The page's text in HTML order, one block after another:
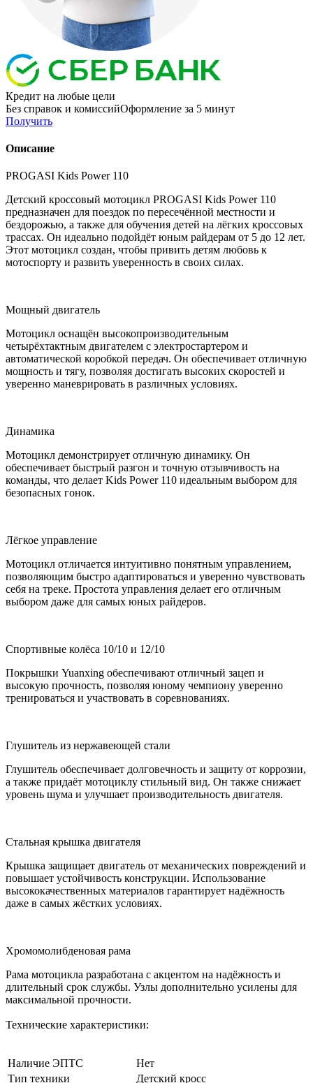
Кредит на любые цели
Без справок и комиссийОформление за 5 минут
Получить
Описание
PROGASI Kids Power 110
Детский кроссовый мотоцикл PROGASI Kids Power 110
предназначен для поездок по пересечённой местности и
бездорожью, а также для обучения детей на лёгких кроссовых
трассах. Он идеально подойдёт юным райдерам от 5 до 12 лет.
Этот мотоцикл создан, чтобы привить детям любовь к
мотоспорту и развить уверенность в своих силах.
Мощный двигатель
Мотоцикл оснащён высокопроизводительным
четырёхтактным двигателем с электростартером и
автоматической коробкой передач. Он обеспечивает отличную
мощность и тягу, позволяя достигать высоких скоростей и
уверенно маневрировать в различных условиях.
Динамика
Мотоцикл демонстрирует отличную динамику. Он
обеспечивает быстрый разгон и точную отзывчивость на
команды, что делает Kids Power 110 идеальным выбором для
безопасных гонок.
Лёгкое управление
Мотоцикл отличается интуитивно понятным управлением,
позволяющим быстро адаптироваться и уверенно чувствовать
себя на треке. Простота управления делает его отличным
выбором даже для самых юных райдеров.
Спортивные колёса 10/10 и 12/10
Покрышки Yuanxing обеспечивают отличный зацеп и
высокую прочность, позволяя юному чемпиону уверенно
тренироваться и участвовать в соревнованиях.
Глушитель из нержавеющей стали
Глушитель обеспечивает долговечность и защиту от коррозии,
а также придаёт мотоциклу стильный вид. Он также снижает
уровень шума и улучшает производительность двигателя.
Стальная крышка двигателя
Крышка защищает двигатель от механических повреждений и
повышает устойчивость конструкции. Использование
высококачественных материалов гарантирует надёжность
даже в самых жёстких условиях.
Хромомолибденовая рама
Рама мотоцикла разработана с акцентом на надёжность и
длительный срок службы. Узлы дополнительно усилены для
максимальной прочности.
Технические характеристики:
Наличие ЭПТС
Нет
Тип техники
Детский кросс